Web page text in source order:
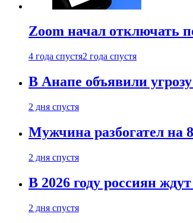
Zoom начал отключать
4 года спустя2 года спустя
В Анапе объявили
2 дня спустя
Мужчина разбогател на
2 дня спустя
В 2026 году россиян
2 дня спустя